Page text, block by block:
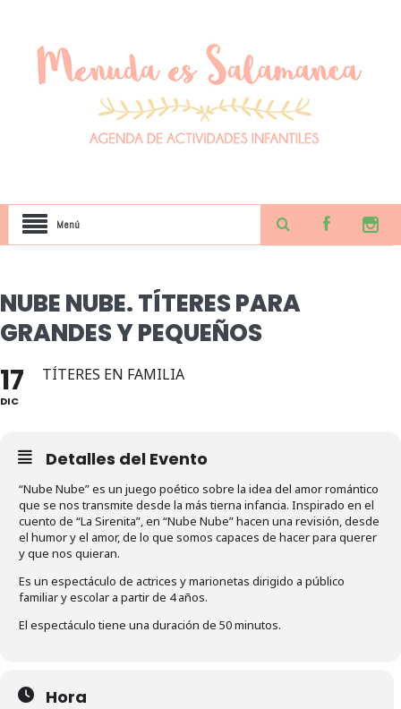
Menú
NUBE NUBE. TÍTERES PARA
GRANDES Y PEQUEÑOS
17
DIC
TÍTERES EN FAMILIA
Detalles del Evento
“Nube Nube” es un juego poético sobre la idea del amor romántico
que se nos transmite desde la más tierna infancia. Inspirado en el
cuento de “La Sirenita”, en “Nube Nube” hacen una revisión, desde
el humor y el amor, de lo que somos capaces de hacer para querer
y que nos quieran.
Es un espectáculo de actrices y marionetas dirigido a público
familiar y escolar a partir de 4 años.
El espectáculo tiene una duración de 50 minutos.
Hora